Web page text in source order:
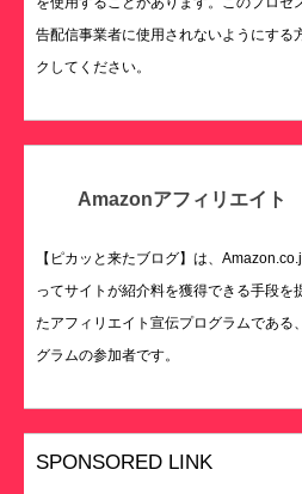
告配信事業者に使用されないようにする
クしてください。
Amazonアフィリエイト
【ピカッと来たブログ】は、
ってサイトが紹介料を獲得できる手段を
たアフィリエイト宣伝プログラムである
グラムの参加者です。
SPONSORED LINK